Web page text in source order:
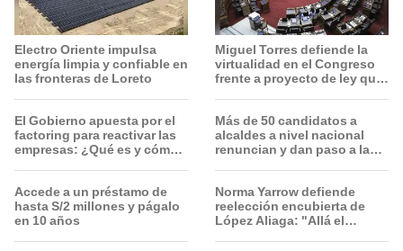
Electro Oriente impulsa
energía limpia y confiable en
las fronteras de Loreto
El Gobierno apuesta por el
factoring para reactivar las
empresas: ¿Qué es y cómo
Accede a un préstamo de
hasta S/2 millones y págalo
en 10 años
Miguel Torres defiende la
virtualidad en el Congreso
frente a proyecto de ley que
Más de 50 candidatos a
alcaldes a nivel nacional
renuncian y dan paso a la
Norma Yarrow defiende
reelección encubierta de
López Aliaga: "Allá el